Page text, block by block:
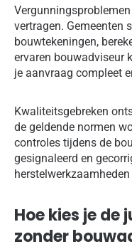
vertragen. Gemeenten
bouwtekeningen,
ervaren bouwadviseur
je aanvraag compleet
Kwaliteitsgebreken
de geldende normen
controles tijdens de
gesignaleerd en
Hoe kies je de
zonder